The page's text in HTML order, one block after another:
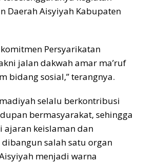
Daerah Aisyiyah Kabupaten
Persyarikatan
jalan dakwah amar ma’ruf
bidang sosial,” terangnya.
selalu berkontribusi
bermasyarakat, sehingga
ajaran keislaman dan
salah satu organ
menjadi warna